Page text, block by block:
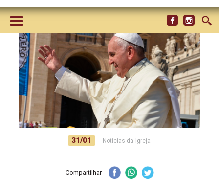
31/01 Notícias da Igreja
Compartilhar